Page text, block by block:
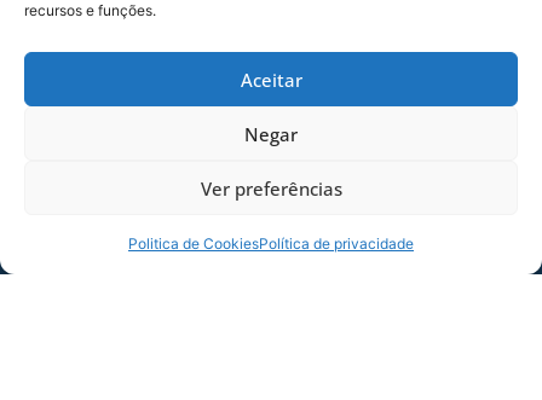
recursos e funções.
Aceitar
Negar
Ver preferências
Politica de CookiesPolítica de privacidade
Raça da